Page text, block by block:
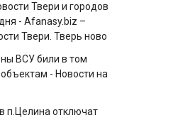
Твери и городов
- Afanasy.biz –
Твери. Тверь ново
ВСУ били в том
- Новости на
п.Целина отключат